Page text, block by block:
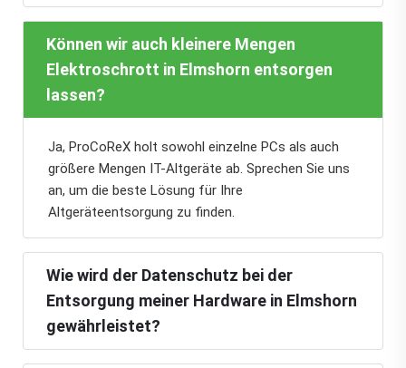
Können wir auch kleinere Mengen
Elektroschrott in Elmshorn entsorgen
lassen?
Ja, ProCoReX holt sowohl einzelne PCs als auch
größere Mengen IT-Altgeräte ab. Sprechen Sie uns
an, um die beste Lösung für Ihre
Altgeräteentsorgung zu finden.
Wie wird der Datenschutz bei der
Entsorgung meiner Hardware in Elmshorn
gewährleistet?